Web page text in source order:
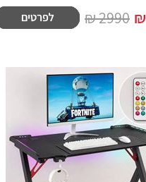
₪
2990 ₪